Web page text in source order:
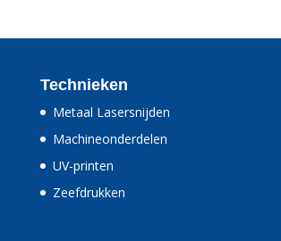
Technieken
Metaal Lasersnijden
Machineonderdelen
UV-printen
Zeefdrukken